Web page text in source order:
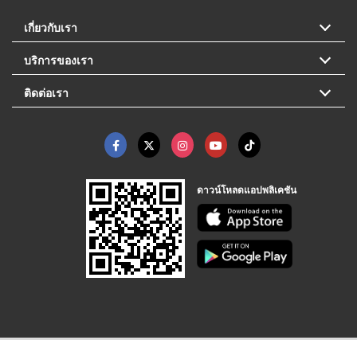
เกี่ยวกับเรา
บริการของเรา
ติดต่อเรา
ดาวน์โหลดแอปพลิเคชัน